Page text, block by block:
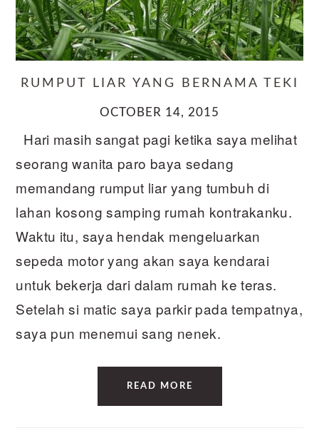
RUMPUT LIAR YANG BERNAMA TEKI
OCTOBER 14, 2015
Hari masih sangat pagi ketika saya melihat
seorang wanita paro baya sedang
memandang rumput liar yang tumbuh di
lahan kosong samping rumah kontrakanku.
Waktu itu, saya hendak mengeluarkan
sepeda motor yang akan saya kendarai
untuk bekerja dari dalam rumah ke teras.
Setelah si matic saya parkir pada tempatnya,
saya pun menemui sang nenek.
READ MORE